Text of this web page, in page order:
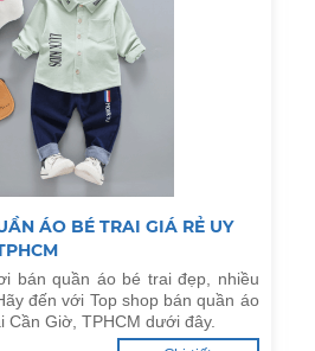
ÁO BÉ TRAI GIÁ RẺ UY
bán quần áo bé trai đẹp, nhiều
đến với Top shop bán quần áo
Cần Giờ, TPHCM dưới đây.